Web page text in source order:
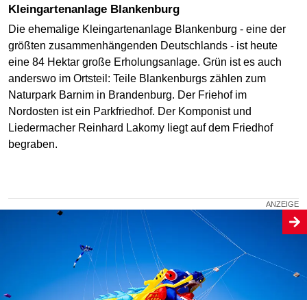
Kleingartenanlage Blankenburg
Die ehemalige Kleingartenanlage Blankenburg - eine der
größten zusammenhängenden Deutschlands - ist heute
eine 84 Hektar große Erholungsanlage. Grün ist es auch
anderswo im Ortsteil: Teile Blankenburgs zählen zum
Naturpark Barnim in Brandenburg. Der Friehof im
Nordosten ist ein Parkfriedhof. Der Komponist und
Liedermacher Reinhard Lakomy liegt auf dem Friedhof
begraben.